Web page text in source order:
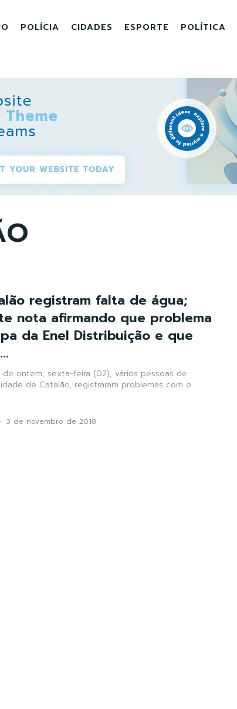
POLÍCIA CIDADES ESPORTE POLÍTICA
registram falta de água;
nota afirmando que problema
da Enel Distribuição e que
de ontem, sexta-feira (02), vários pessoas de
de Catalão, registraram problemas com o
- 3 de novembro de 2018